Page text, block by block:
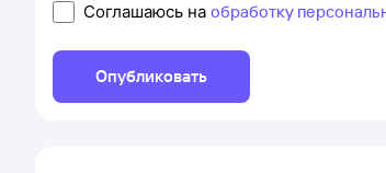
Соглашаюсь на обработку
Опубликовать